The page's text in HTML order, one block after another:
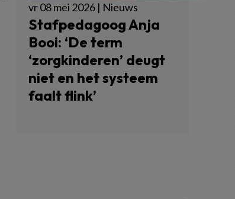
vr 08 mei 2026 | Nieuws
Stafpedagoog Anja
Booi: ‘De term
‘zorgkinderen’ deugt
niet en het systeem
faalt flink’